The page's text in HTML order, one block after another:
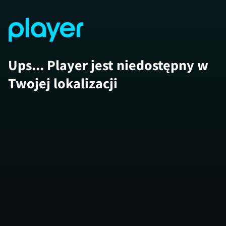
Ups... Player jest niedostępny w
Twojej lokalizacji